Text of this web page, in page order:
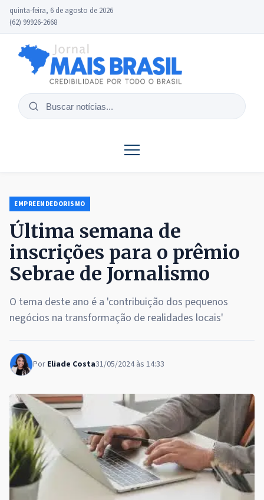
quinta-feira, 6 de agosto de 2026
(62) 99926-2668
Buscar
EMPREENDEDORISMO
Última semana de
inscrições para o prêmio
Sebrae de Jornalismo
O tema deste ano é a 'contribuição dos pequenos
negócios na transformação de realidades locais'
Por Eliade Costa31/05/2024 às 14:33